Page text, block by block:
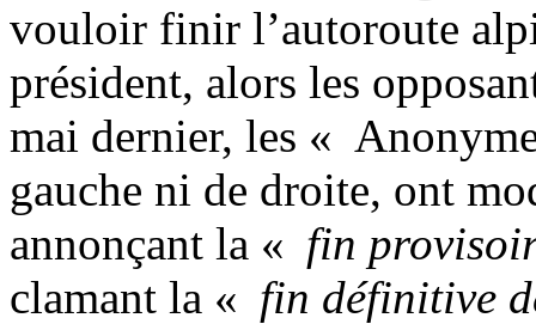
vouloir finir l’autoroute
président, alors les
mai dernier, les «
gauche ni de droite, ont
annonçant la « fin
clamant la « fin définitive